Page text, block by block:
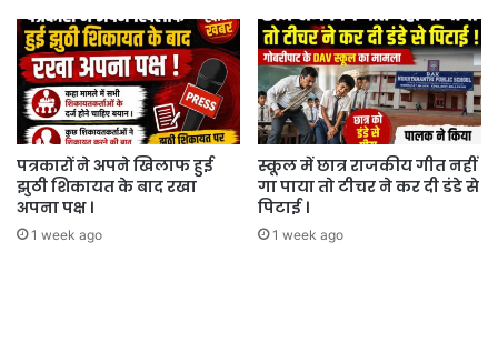
पत्रकारों ने अपने खिलाफ हुई
झुठी शिकायत के बाद रखा
अपना पक्ष ।
1 week ago
स्कूल में छात्र राजकीय गीत नहीं
गा पाया तो टीचर ने कर दी डंडे से
पिटाई ।
1 week ago